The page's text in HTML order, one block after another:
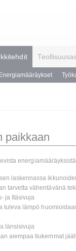
Energiamääräykset
paikkaan
energiamääräyksistä
laskennassa
tarvetta vähentävänä
ja Itäsivuja
tuleva lämpö
länsisivuja
aiempaa tiukemmat